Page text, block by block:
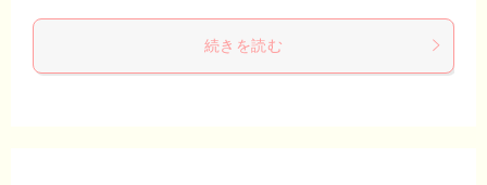
続きを読む